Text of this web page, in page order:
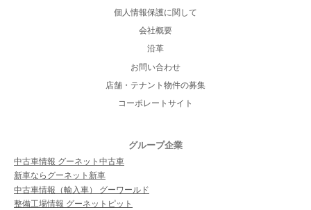
個人情報保護に関して
会社概要
沿革
お問い合わせ
店舗・テナント物件の募集
コーポレートサイト
グループ企業
中古車情報 グーネット中古車
新車ならグーネット新車
中古車情報（輸入車） グーワールド
整備工場情報 グーネットピット